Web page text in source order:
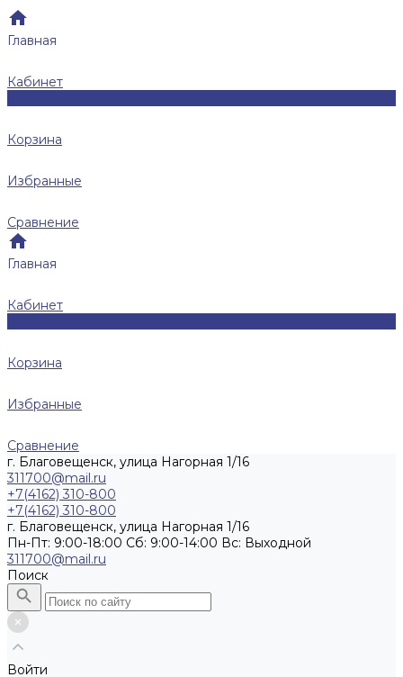
Главная
Кабинет
Корзина
Избранные
Сравнение
Главная
Кабинет
Корзина
Избранные
Сравнение
г. Благовещенск, улица Нагорная 1/16
311700@mail.ru
+7(4162) 310-800
+7(4162) 310-800
г. Благовещенск, улица Нагорная 1/16
Пн-Пт: 9:00-18:00 Cб: 9:00-14:00 Вс: Выходной
311700@mail.ru
Поиск
Войти